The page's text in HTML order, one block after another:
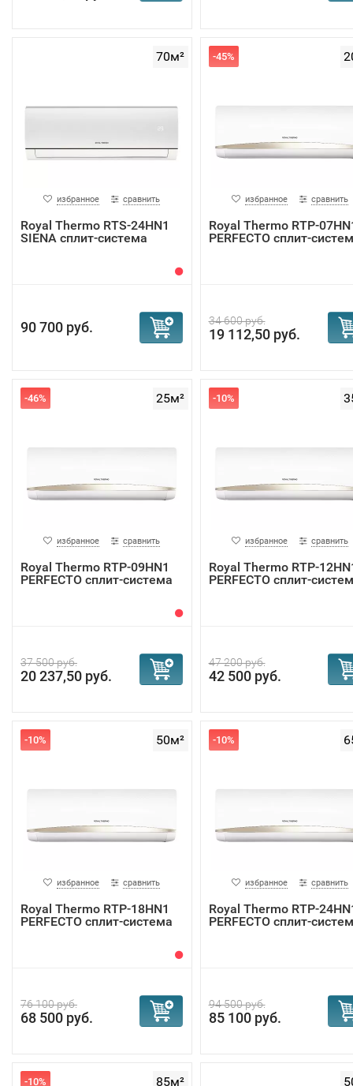
70м²
избранное сравнить
Royal Thermo RTS-24HN1
SIENA сплит-система
90 700 руб.
-45%
избранное сравнить
Royal Thermo RTP-
PERFECTO сплит-
34 600 руб.
19 112,50 руб.
25м²
-46%
избранное сравнить
Royal Thermo RTP-09HN1
PERFECTO сплит-система
37 500 руб.
20 237,50 руб.
-10%
избранное сравнить
Royal Thermo RTP-
PERFECTO сплит-
47 200 руб.
42 500 руб.
50м²
-10%
избранное сравнить
Royal Thermo RTP-18HN1
PERFECTO сплит-система
76 100 руб.
68 500 руб.
-10%
избранное сравнить
Royal Thermo RTP-
PERFECTO сплит-
94 500 руб.
85 100 руб.
85м²
-10%